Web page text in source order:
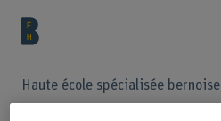
Haute école spécialisée bernoise